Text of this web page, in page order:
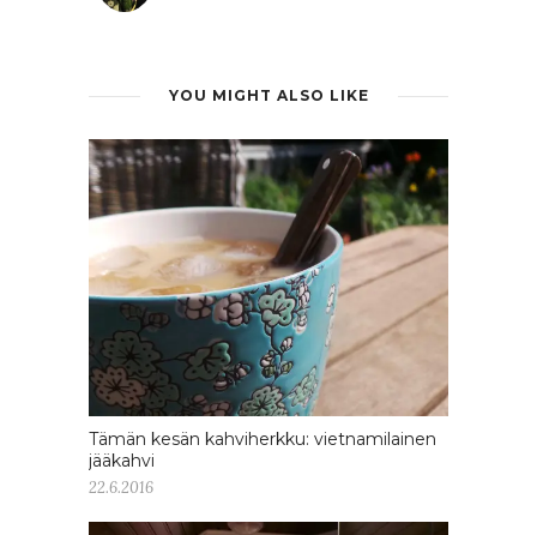
YOU MIGHT ALSO LIKE
Tämän kesän kahviherkku: vietnamilainen
jääkahvi
22.6.2016